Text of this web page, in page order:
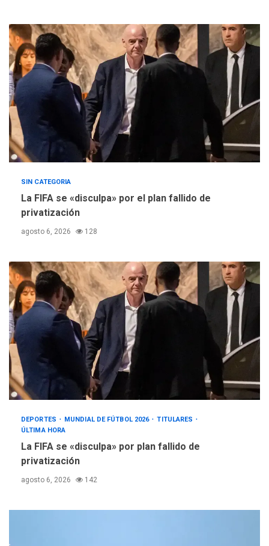
5
Concejo Municipal de
Mariño respalda a Cámara
de Comercio para reforma
de Ley de Puerto Libre
SIN CATEGORIA
La FIFA se «disculpa» por el plan fallido de
privatización
agosto 6, 2026 128
DEPORTES MUNDIAL DE FÚTBOL 2026
TITULARES
ÚLTIMA HORA
La FIFA se «disculpa» por plan fallido de
privatización
agosto 6, 2026 142